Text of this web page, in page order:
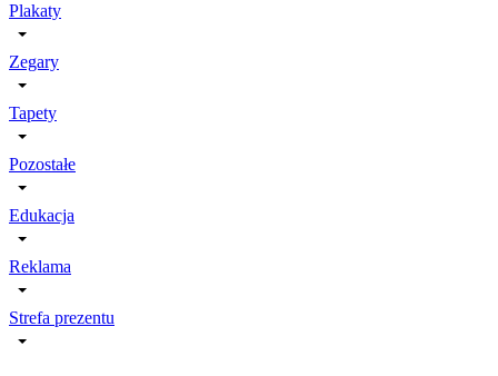
Plakaty
Zegary
Tapety
Pozostałe
Edukacja
Reklama
Strefa prezentu